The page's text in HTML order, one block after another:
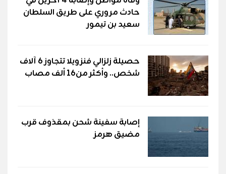
حادث مروري على طريق السلطان
سعيد بن تيمور
حصيلة زلزالي فنزويلا تتجاوز 6 آلاف
شخص.. وأكثر من16 ألف مصاب
إصابة سفينة شحن بمقذوف قرب
مضيق هرمز